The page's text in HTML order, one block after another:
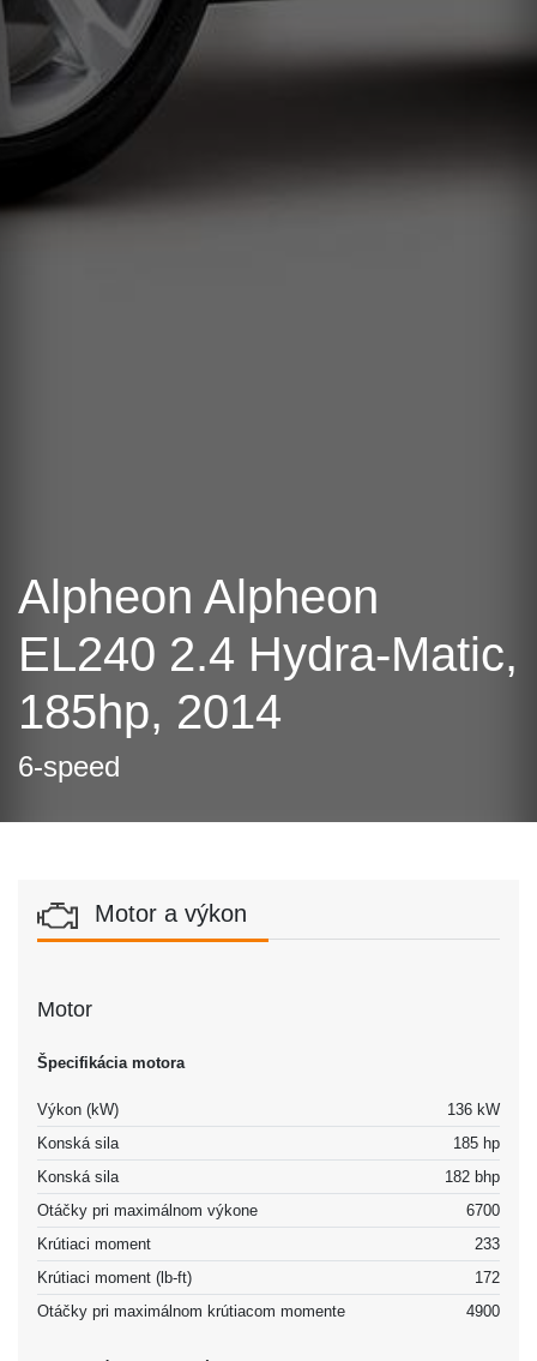
Alpheon Alpheon
EL240 2.4 Hydra-Matic,
185hp, 2014
6-speed
Motor a výkon
Motor
Špecifikácia motora
Výkon (kW)
136 kW
Konská sila
185 hp
Konská sila
182 bhp
Otáčky pri maximálnom výkone
6700
Krútiaci moment
233
Krútiaci moment (lb-ft)
172
Otáčky pri maximálnom krútiacom momente
4900